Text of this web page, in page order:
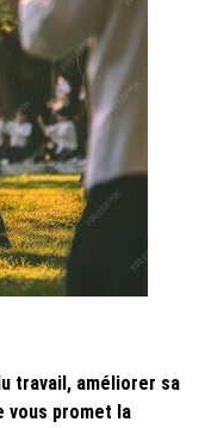
travail, améliorer sa
vous promet la